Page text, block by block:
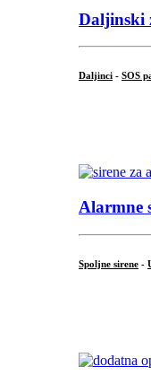
Daljinski
Daljinci - SOS
Alarmne
Spoljne sirene -